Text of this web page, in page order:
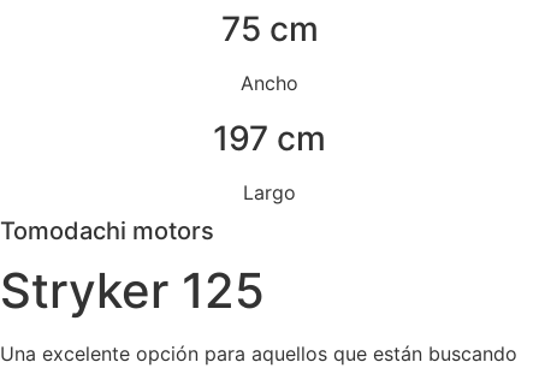
75 cm
Ancho
197 cm
Largo
Tomodachi motors
Stryker 125
Una excelente opción para aquellos que están buscando